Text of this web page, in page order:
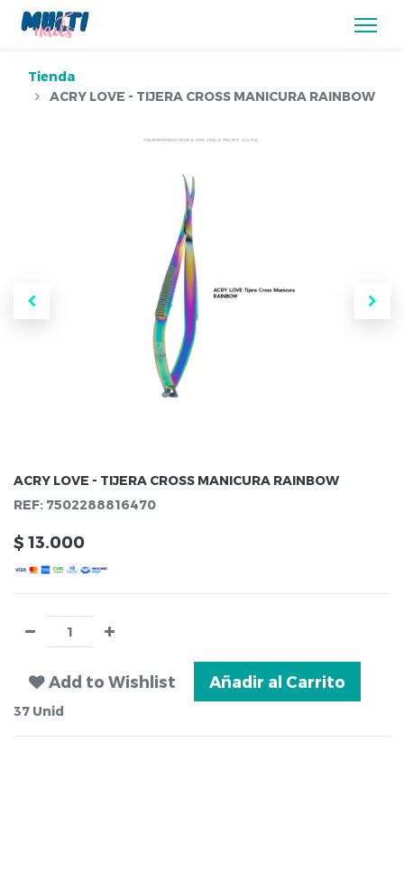
Tienda
ACRY LOVE - TIJERA CROSS MANICURA RAINBOW
ACRY LOVE - TIJERA CROSS MANICURA RAINBOW
REF: 7502288816470
$ 13.000
Add to Wishlist Añadir al Carrito
37 Unid